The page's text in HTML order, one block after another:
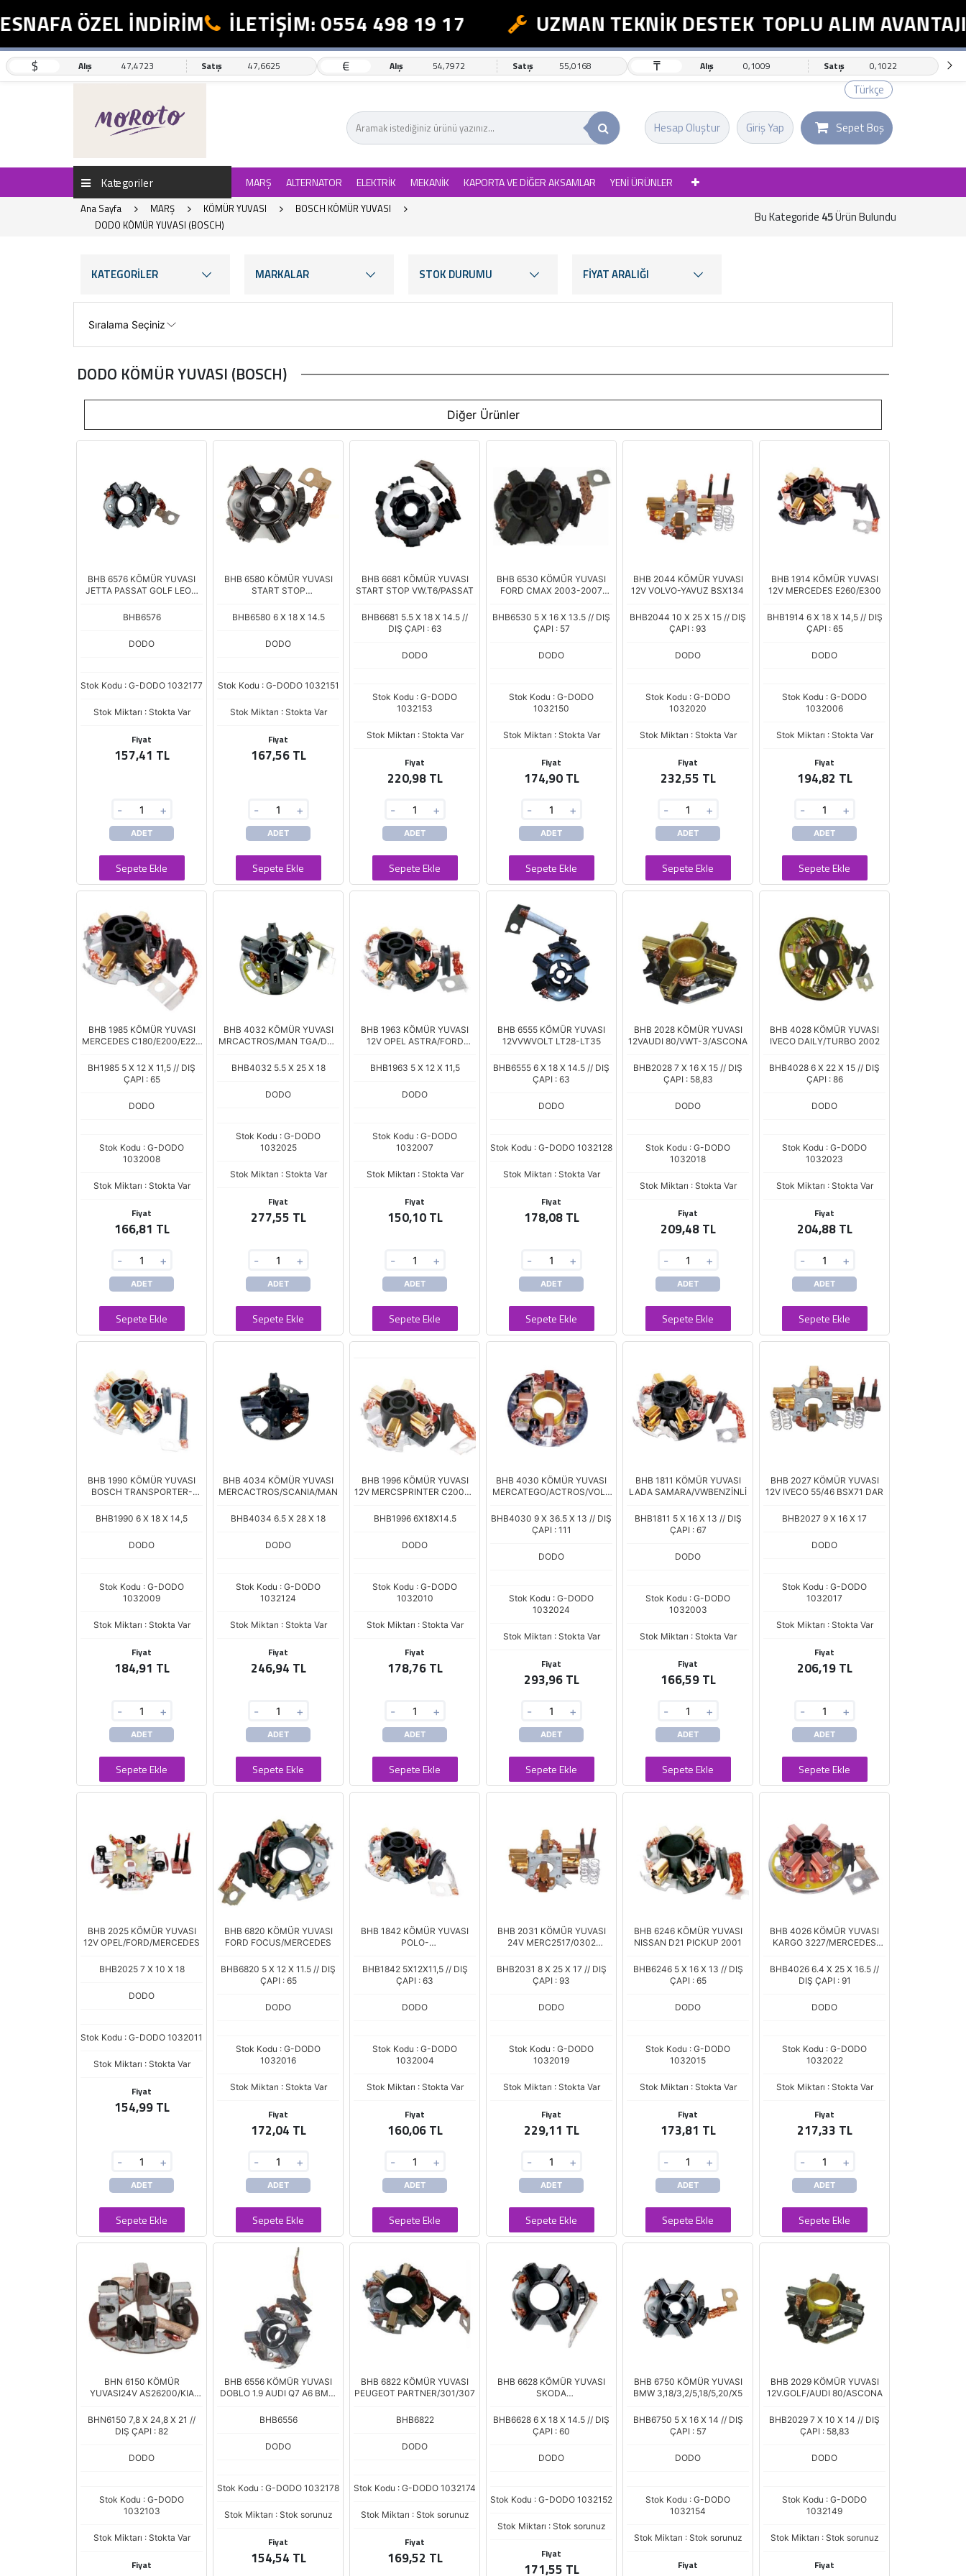
ÖZEL İNDİRİM İLETİŞİM: 0554 498 19 17 UZMAN TEKNİK DESTEK TOPLU ALIM AVANTAJI
$ Alış 47,4723 Satış 47,6625 € Alış 54,7972 Satış 55,0168 ₸ Alış 0,1009 Satış 0,1022
Türkçe
Giriş Yap
Hesap Oluştur Sepet Boş
Kategoriler MARŞ ALTERNATOR ELEKTRİK MEKANİK KAPORTA VE DİĞER AKSAMLAR YENİ ÜRÜNLER
Ana Sayfa MARŞ KÖMÜR YUVASI
BOSCH KÖMÜR YUVASI
DODO KÖMÜR YUVASI (BOSCH)
Bu Kategoride 45Ürün Bulundu
KATEGORİLER MARKALAR STOK DURUMU FİYAT ARALIĞI
DODO KÖMÜR YUVASI (BOSCH)
Diğer Ürünler
BHB 6576 KÖMÜR YUVASI
JETTA PASSAT GOLF LEON
BHB6576
DODO
Stok Kodu : G-DODO 1032177
Stok Miktarı : Stokta Var
Fiyat
157,41 TL
- +
ADET
Sepete Ekle
BHB 6580 KÖMÜR YUVASI
START STOP
BHB6580 6 X 18 X 14.5
DODO
Stok Kodu : G-DODO 1032151
Stok Miktarı : Stokta Var
Fiyat
167,56 TL
- +
ADET
Sepete Ekle
BHB 6681 KÖMÜR YUVASI
START STOP VW.T6/PASSAT
BHB6681 5.5 X 18 X 14.5 //
DIŞ ÇAPI : 63
DODO
Stok Kodu : G-DODO
1032153
Stok Miktarı : Stokta Var
Fiyat
220,98 TL
- +
ADET
Sepete Ekle
BHB 6530 KÖMÜR YUVASI
FORD CMAX 2003-2007
BHB6530 5 X 16 X 13.5 // DIŞ
ÇAPI : 57
DODO
Stok Kodu : G-DODO
1032150
Stok Miktarı : Stokta Var
Fiyat
174,90 TL
- +
ADET
Sepete Ekle
BHB 2044 KÖMÜR YUVASI
12V VOLVO-YAVUZ BSX134
BHB2044 10 X 25 X 15 // DIŞ
ÇAPI : 93
DODO
Stok Kodu : G-DODO
1032020
Stok Miktarı : Stokta Var
Fiyat
232,55 TL
- +
ADET
Sepete Ekle
BHB 1914 KÖMÜR YUVASI
12V MERCEDES E260/E300
BHB1914 6 X 18 X 14,5 // DIŞ
ÇAPI : 65
DODO
Stok Kodu : G-DODO
1032006
Stok Miktarı : Stokta Var
Fiyat
194,82 TL
- +
ADET
Sepete Ekle
BHB 1985 KÖMÜR YUVASI
MERCEDES C180/E200/E220
BH1985 5 X 12 X 11,5 // DIŞ
ÇAPI : 65
DODO
Stok Kodu : G-DODO
1032008
Stok Miktarı : Stokta Var
Fiyat
166,81 TL
- +
ADET
Sepete Ekle
BHB 4032 KÖMÜR YUVASI
MRCACTROS/MAN TGA/DAF
BHB4032 5.5 X 25 X 18
DODO
Stok Kodu : G-DODO
1032025
Stok Miktarı : Stokta Var
Fiyat
277,55 TL
- +
ADET
Sepete Ekle
BHB 1963 KÖMÜR YUVASI
12V OPEL ASTRA/FORD
BHB1963 5 X 12 X 11,5
DODO
Stok Kodu : G-DODO
1032007
Stok Miktarı : Stokta Var
Fiyat
150,10 TL
- +
ADET
Sepete Ekle
BHB 6555 KÖMÜR YUVASI
12VVWVOLT LT28-LT35
BHB6555 6 X 18 X 14.5 // DIŞ
ÇAPI : 63
DODO
Stok Kodu : G-DODO 1032128
Stok Miktarı : Stokta Var
Fiyat
178,08 TL
- +
ADET
Sepete Ekle
BHB 2028 KÖMÜR YUVASI
12VAUDI 80/VWT-3/ASCONA
BHB2028 7 X 16 X 15 // DIŞ
ÇAPI : 58,83
DODO
Stok Kodu : G-DODO
1032018
Stok Miktarı : Stokta Var
Fiyat
209,48 TL
- +
ADET
Sepete Ekle
BHB 4028 KÖMÜR YUVASI
IVECO DAILY/TURBO 2002
BHB4028 6 X 22 X 15 // DIŞ
ÇAPI : 86
DODO
Stok Kodu : G-DODO
1032023
Stok Miktarı : Stokta Var
Fiyat
204,88 TL
- +
ADET
Sepete Ekle
BHB 1990 KÖMÜR YUVASI
BOSCH TRANSPORTER-
BHB1990 6 X 18 X 14,5
DODO
Stok Kodu : G-DODO
1032009
Stok Miktarı : Stokta Var
Fiyat
184,91 TL
- +
ADET
Sepete Ekle
BHB 4034 KÖMÜR YUVASI
MERCACTROS/SCANIA/MAN
BHB4034 6.5 X 28 X 18
DODO
Stok Kodu : G-DODO
1032124
Stok Miktarı : Stokta Var
Fiyat
246,94 TL
- +
ADET
Sepete Ekle
BHB 1996 KÖMÜR YUVASI
12V MERCSPRINTER C200D-
BHB1996 6X18X14.5
DODO
Stok Kodu : G-DODO
1032010
Stok Miktarı : Stokta Var
Fiyat
178,76 TL
- +
ADET
Sepete Ekle
BHB 4030 KÖMÜR YUVASI
MERCATEGO/ACTROS/VOLV
BHB4030 9 X 36.5 X 13 // DIŞ
ÇAPI : 111
DODO
Stok Kodu : G-DODO
1032024
Stok Miktarı : Stokta Var
Fiyat
293,96 TL
- +
ADET
Sepete Ekle
BHB 1811 KÖMÜR YUVASI
LADA SAMARA/VWBENZİNLİ
BHB1811 5 X 16 X 13 // DIŞ
ÇAPI : 67
DODO
Stok Kodu : G-DODO
1032003
Stok Miktarı : Stokta Var
Fiyat
166,59 TL
- +
ADET
Sepete Ekle
BHB 2027 KÖMÜR YUVASI
12V IVECO 55/46 BSX71 DAR
BHB2027 9 X 16 X 17
DODO
Stok Kodu : G-DODO
1032017
Stok Miktarı : Stokta Var
Fiyat
206,19 TL
- +
ADET
Sepete Ekle
BHB 2025 KÖMÜR YUVASI
12V OPEL/FORD/MERCEDES
BHB2025 7 X 10 X 18
DODO
Stok Kodu : G-DODO 1032011
Stok Miktarı : Stokta Var
Fiyat
154,99 TL
- +
ADET
Sepete Ekle
BHB 6820 KÖMÜR YUVASI
FORD FOCUS/MERCEDES
BHB6820 5 X 12 X 11.5 // DIŞ
ÇAPI : 65
DODO
Stok Kodu : G-DODO
1032016
Stok Miktarı : Stokta Var
Fiyat
172,04 TL
- +
ADET
Sepete Ekle
BHB 1842 KÖMÜR YUVASI
POLO-
BHB1842 5X12X11,5 // DIŞ
ÇAPI : 63
DODO
Stok Kodu : G-DODO
1032004
Stok Miktarı : Stokta Var
Fiyat
160,06 TL
- +
ADET
Sepete Ekle
BHB 2031 KÖMÜR YUVASI
24V MERC2517/0302
BHB2031 8 X 25 X 17 // DIŞ
ÇAPI : 93
DODO
Stok Kodu : G-DODO
1032019
Stok Miktarı : Stokta Var
Fiyat
229,11 TL
- +
ADET
Sepete Ekle
BHB 6246 KÖMÜR YUVASI
NISSAN D21 PICKUP 2001
BHB6246 5 X 16 X 13 // DIŞ
ÇAPI : 65
DODO
Stok Kodu : G-DODO
1032015
Stok Miktarı : Stokta Var
Fiyat
173,81 TL
- +
ADET
Sepete Ekle
BHB 4026 KÖMÜR YUVASI
KARGO 3227/MERCEDES
BHB4026 6.4 X 25 X 16.5 //
DIŞ ÇAPI : 91
DODO
Stok Kodu : G-DODO
1032022
Stok Miktarı : Stokta Var
Fiyat
217,33 TL
- +
ADET
Sepete Ekle
BHN 6150 KÖMÜR
YUVASI24V AS26200/KIA
BHN6150 7,8 X 24,8 X 21 //
DIŞ ÇAPI : 82
DODO
Stok Kodu : G-DODO
1032103
Stok Miktarı : Stokta Var
Fiyat
BHB 6556 KÖMÜR YUVASI
DOBLO 1.9 AUDI Q7 A6 BMW
BHB6556
DODO
Stok Kodu : G-DODO 1032178
Stok Miktarı : Stok sorunuz
Fiyat
154,54 TL
BHB 6822 KÖMÜR YUVASI
PEUGEOT PARTNER/301/307
BHB6822
DODO
Stok Kodu : G-DODO 1032174
Stok Miktarı : Stok sorunuz
Fiyat
169,52 TL
BHB 6628 KÖMÜR YUVASI
SKODA
BHB6628 6 X 18 X 14.5 // DIŞ
ÇAPI : 60
DODO
Stok Kodu : G-DODO 1032152
Stok Miktarı : Stok sorunuz
Fiyat
171,55 TL
BHB 6750 KÖMÜR YUVASI
BMW 3,18/3,2/5,18/5,20/X5
BHB6750 5 X 16 X 14 // DIŞ
ÇAPI : 57
DODO
Stok Kodu : G-DODO
1032154
Stok Miktarı : Stok sorunuz
Fiyat
BHB 2029 KÖMÜR YUVASI
12V.GOLF/AUDI 80/ASCONA
BHB2029 7 X 10 X 14 // DIŞ
ÇAPI : 58,83
DODO
Stok Kodu : G-DODO
1032149
Stok Miktarı : Stok sorunuz
Fiyat